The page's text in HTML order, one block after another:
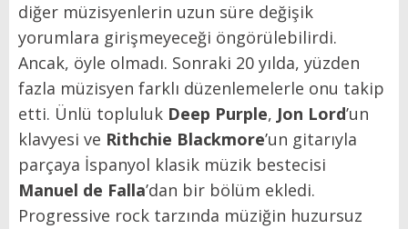
diğer müzisyenlerin uzun süre değişik
yorumlara girişmeyeceği öngörülebilirdi.
Ancak, öyle olmadı. Sonraki 20 yılda, yüzden
fazla müzisyen farklı düzenlemelerle onu takip
etti. Ünlü topluluk Deep Purple, Jon Lord’un
klavyesi ve Rithchie Blackmore’un gitarıyla
parçaya İspanyol klasik müzik bestecisi
Manuel de Falla’dan bir bölüm ekledi.
Progressive rock tarzında müziğin huzursuz